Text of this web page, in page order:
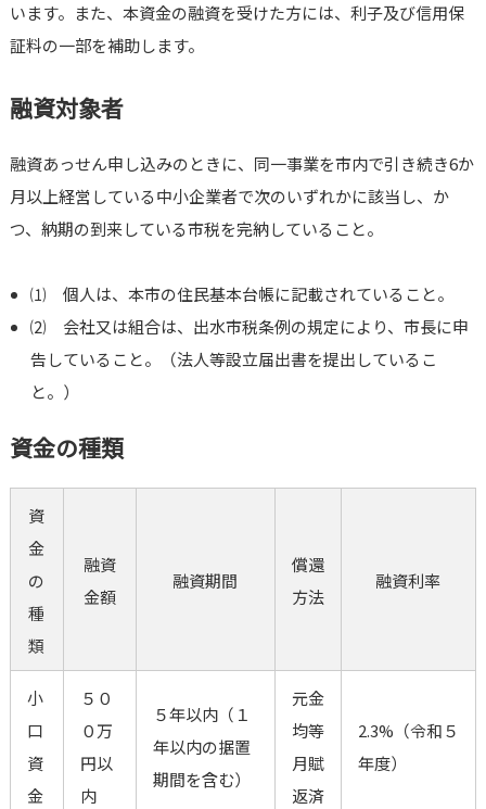
います。また、本資金の融資を受けた方には、利子及び信用保
証料の一部を補助します。
融資対象者
融資あっせん申し込みのときに、同一事業を市内で引き続き6か
月以上経営している中小企業者で次のいずれかに該当し、か
つ、納期の到来している市税を完納していること。
⑴ 個人は、本市の住民基本台帳に記載されていること。
⑵ 会社又は組合は、出水市税条例の規定により、市長に申
告していること。（法人等設立届出書を提出しているこ
と。）
資金の種類
資
金
の
種
類
融資
金額
融資期間
償還
方法
融資利率
小
口
資
金
５０
０万
円以
内
５年以内（１
年以内の据置
期間を含む）
元金
均等
月賦
返済
2.3%（令和５
年度）